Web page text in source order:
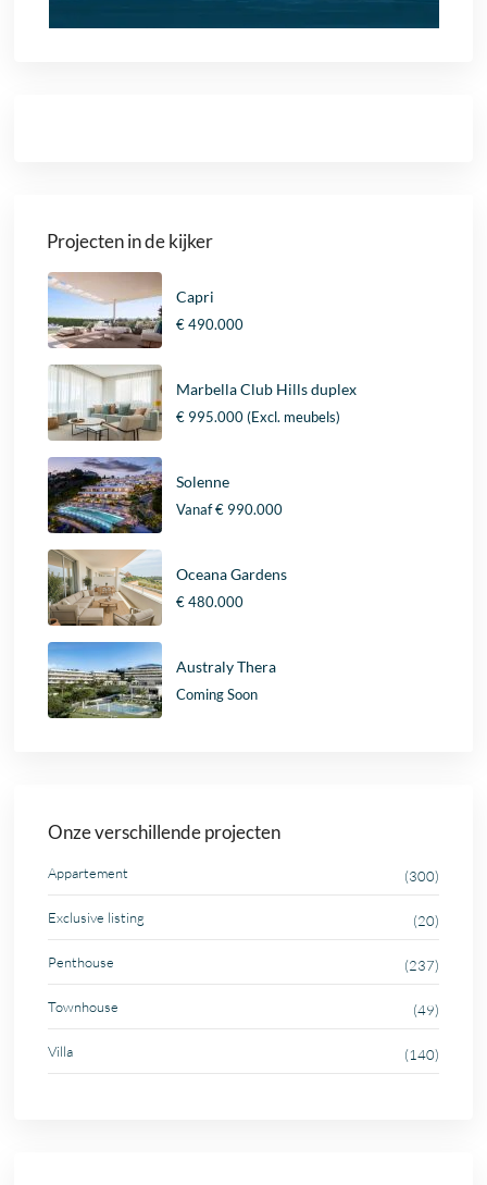
Projecten in de kijker
Capri
€ 490.000
Marbella Club Hills duplex
€ 995.000(Excl. meubels)
Solenne
Vanaf€ 990.000
Oceana Gardens
€ 480.000
Australy Thera
Coming Soon
Onze verschillende projecten
Appartement (300)
Exclusive listing (20)
Penthouse (237)
Townhouse (49)
Villa (140)